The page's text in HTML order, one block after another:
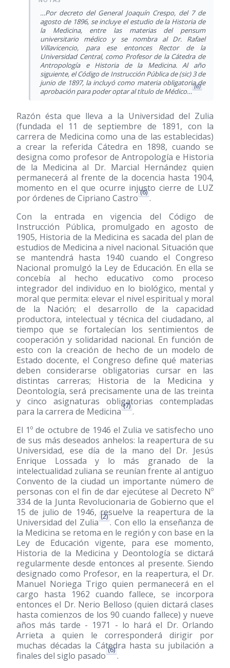
…Por decreto del General Joaquín Crespo, del 7 de
agosto de 1896, se incluye el estudio de la Historia de
la Medicina, entre las materias del pensum
universitario médico y se nombra al Dr. Rafael
Villavicencio, para ese entonces Rector de la
Universidad Central, como Profesor de la Cátedra de
Antropología e Historia de la Medicina. Al año
siguiente, el Código de Instrucción Pública de (sic) 3 de
junio de 1897, la incluyó como materia obligatoria de
aprobación para poder optar al título de Médico…
(6)
Razón ésta que lleva a la Universidad del Zulia
(fundada el 11 de septiembre de 1891, con la
carrera de Medicina como una de las establecidas)
a crear la referida Cátedra en 1898, cuando se
designa como profesor de Antropología e Historia
de la Medicina al Dr. Marcial Hernández quien
permanecerá al frente de la docencia hasta 1904,
momento en el que ocurre injusto cierre de LUZ
por órdenes de Cipriano Castro
(6)
.
Con la entrada en vigencia del Código de
Instrucción Pública, promulgado en agosto de
1905, Historia de la Medicina es sacada del plan de
estudios de Medicina a nivel nacional. Situación que
se mantendrá hasta 1940 cuando el Congreso
Nacional promulgó la Ley de Educación. En ella se
concebía al hecho educativo como proceso
integrador del individuo en lo biológico, mental y
moral que permita: elevar el nivel espiritual y moral
de la Nación; el desarrollo de la capacidad
productora, intelectual y técnica del ciudadano, al
tiempo que se fortalecían los sentimientos de
cooperación y solidaridad nacional. En función de
esto con la creación de hecho de un modelo de
Estado docente, el Congreso define qué materias
deben considerarse obligatorias cursar en las
distintas carreras; Historia de la Medicina y
Deontología, será precisamente una de las treinta
y cinco asignaturas obligatorias contempladas
para la carrera de Medicina
(7)
.
El 1º de octubre de 1946 el Zulia ve satisfecho uno
de sus más deseados anhelos: la reapertura de su
Universidad, ese día de la mano del Dr. Jesús
Enrique Lossada y lo más granado de la
intelectualidad zuliana se reunían frente al antiguo
Convento de la ciudad un importante número de
personas con el fin de dar ejecútese al Decreto Nº
334 de la Junta Revolucionaria de Gobierno que el
15 de julio de 1946, resuelve la reapertura de la
Universidad del Zulia
(2)
. Con ello la enseñanza de
la Medicina se retoma en le región y con base en la
Ley de Educación vigente, para ese momento,
Historia de la Medicina y Deontología se dictará
regularmente desde entonces al presente. Siendo
designado como Profesor, en la reapertura, el Dr.
Manuel Noriega Trigo quien permanecerá en el
cargo hasta 1962 cuando fallece, se incorpora
entonces el Dr. Nerio Belloso (quien dictará clases
hasta comienzos de los 90 cuando fallece) y nueve
años más tarde - 1971 - lo hará el Dr. Orlando
Arrieta a quien le corresponderá dirigir por
muchas décadas la Cátedra hasta su jubilación a
finales del siglo pasado
(6)
.